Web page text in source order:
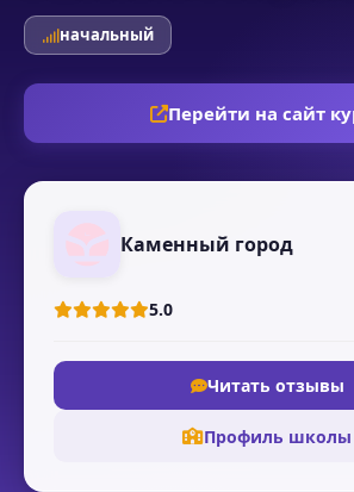
начальный
Перейти на сайт
Каменный город
5.0
Читать отзывы
Профиль школы